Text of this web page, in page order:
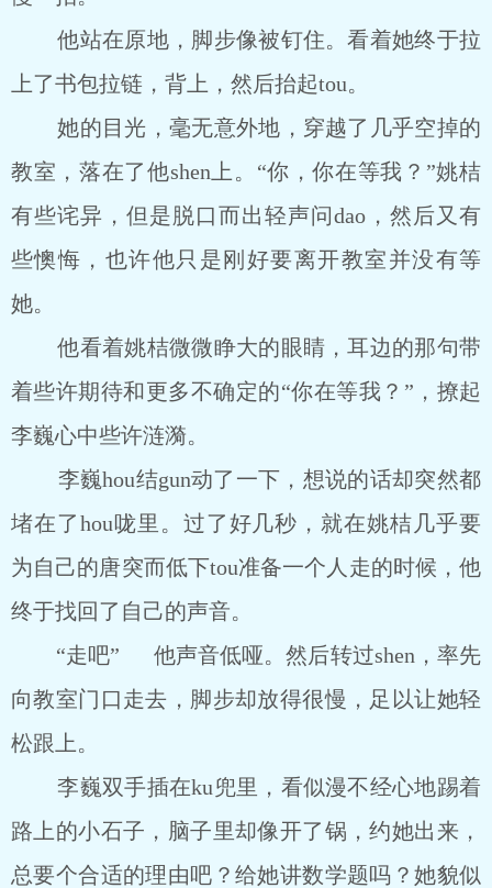
他站在原地，脚步像被钉住。看着她终于拉
上了书包拉链，背上，然后抬起tou。
她的目光，毫无意外地，穿越了几乎空掉的
教室，落在了他shen上。“你，你在等我？”姚桔
有些诧异，但是脱口而出轻声问dao，然后又有
些懊悔，也许他只是刚好要离开教室并没有等
她。
他看着姚桔微微睁大的眼睛，耳边的那句带
着些许期待和更多不确定的“你在等我？”，撩起
李巍心中些许涟漪。
李巍hou结gun动了一下，想说的话却突然都
堵在了hou咙里。过了好几秒，就在姚桔几乎要
为自己的唐突而低下tou准备一个人走的时候，他
终于找回了自己的声音。
“走吧” 他声音低哑。然后转过shen，率先
向教室门口走去，脚步却放得很慢，足以让她轻
松跟上。
李巍双手插在ku兜里，看似漫不经心地踢着
路上的小石子，脑子里却像开了锅，约她出来，
总要个合适的理由吧？给她讲数学题吗？她貌似